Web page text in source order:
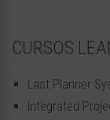
CURSOS
Last Planner
Integrated